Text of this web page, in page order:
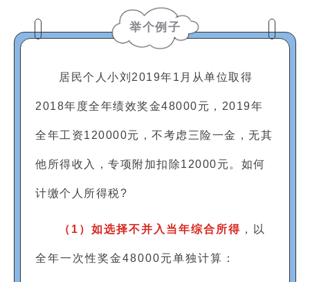
举个例子
居民个人小刘2019年1月从单位取得
2018年度全年绩效奖金48000元，2019年
全年工资120000元，不考虑三险一金，无其
他所得收入，专项附加扣除12000元。如何
计缴个人所得税?
（ 1 ）如选择不并入当年综合所得 ，以
全年一次性奖金48000元单独计算：